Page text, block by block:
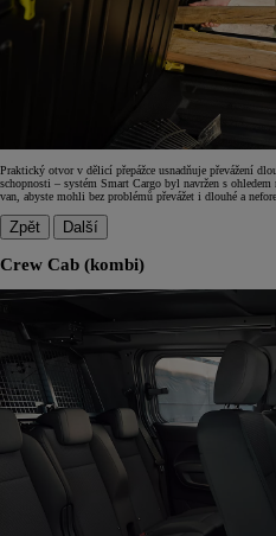
Praktický otvor v dělicí přepážce usnadňuje převážení
schopnosti – systém Smart Cargo byl navržen s
van, abyste mohli bez problémů převážet i dlouhé a
Zpět Další
Crew Cab (kombi)